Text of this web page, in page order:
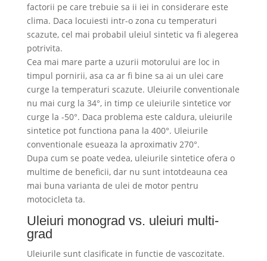
factorii pe care trebuie sa ii iei in considerare este
clima. Daca locuiesti intr-o zona cu temperaturi
scazute, cel mai probabil uleiul sintetic va fi alegerea
potrivita.
Cea mai mare parte a uzurii motorului are loc in
timpul pornirii, asa ca ar fi bine sa ai un ulei care
curge la temperaturi scazute. Uleiurile conventionale
nu mai curg la 34°, in timp ce uleiurile sintetice vor
curge la -50°. Daca problema este caldura, uleiurile
sintetice pot functiona pana la 400°. Uleiurile
conventionale esueaza la aproximativ 270°.
Dupa cum se poate vedea, uleiurile sintetice ofera o
multime de beneficii, dar nu sunt intotdeauna cea
mai buna varianta de ulei de motor pentru
motocicleta ta.
Uleiuri monograd vs. uleiuri multi-
grad
Uleiurile sunt clasificate in functie de vascozitate.